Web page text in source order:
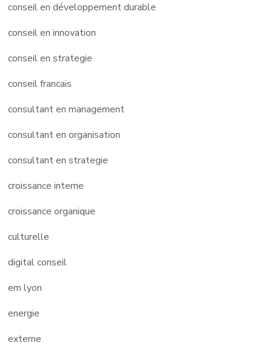
conseil en développement durable
conseil en innovation
conseil en strategie
conseil francais
consultant en management
consultant en organisation
consultant en strategie
croissance interne
croissance organique
culturelle
digital conseil
em lyon
energie
externe